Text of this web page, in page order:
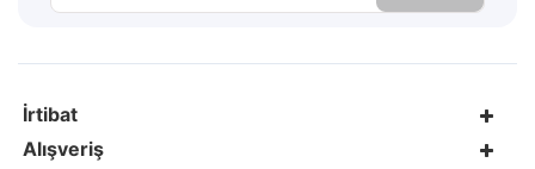
İrtibat
Alışveriş